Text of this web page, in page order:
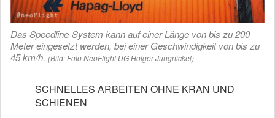
Das Speedline-System kann auf einer Länge von bis zu 200
Meter eingesetzt werden, bei einer Geschwindigkeit von bis zu
45 km/h. (Bild: Foto NeoFlight UG Holger Jungnickel)
SCHNELLES ARBEITEN OHNE KRAN UND
SCHIENEN